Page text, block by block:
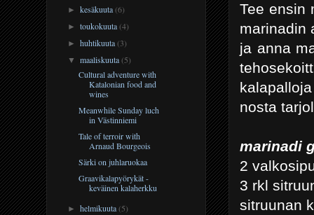
Tee ensin
marinadin
ja anna
nosta
marinadi
2
3 rkl
sitruunan
►kesäkuuta(6)
►toukokuuta(4)
►huhtikuuta(3)
▼maaliskuuta(5)
Cultural adventure with
Katalonian food and
wines
Meanwhile Sunday luch
in Västinniemi
Tale of terroir with
Arnaud Bourgeois
Särki on juhlaruokaa
Graavikalapyörykät -
keväinen kalaherkku
►helmikuuta(5)